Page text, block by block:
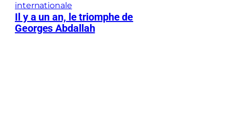
internationale
Il y a un an, le triomphe de
Georges Abdallah